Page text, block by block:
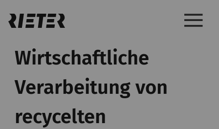
Wirtschaftliche
Verarbeitung von
recycelten